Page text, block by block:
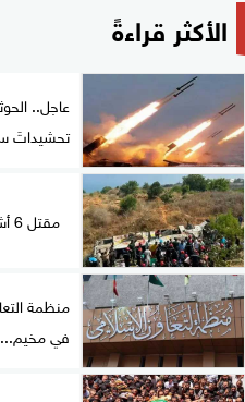
الأكثر قراءةً
عاجل..
تحشيداتَ
مقتل 6 أشخاص وإصابة 22 في انقلاب حافلة...
منظمة
في مخيم...